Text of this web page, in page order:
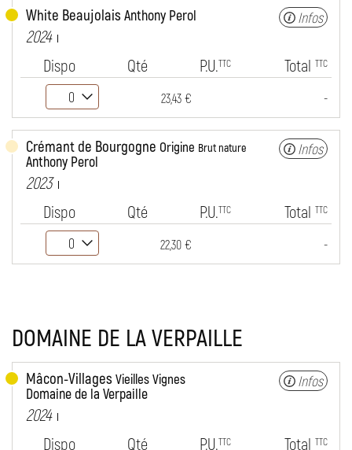
White Beaujolais Anthony Perol
2024
Infos
Dispo Qté P.U.TTC Total TTC
23,43 € -
Crémant de Bourgogne Origine Brut nature
Anthony Perol
2023
Infos
Dispo Qté P.U.TTC Total TTC
22,30 € -
DOMAINE DE LA VERPAILLE
Mâcon-Villages Vieilles Vignes
Domaine de la Verpaille
2024
Infos
Dispo Qté P.U.TTC Total TTC